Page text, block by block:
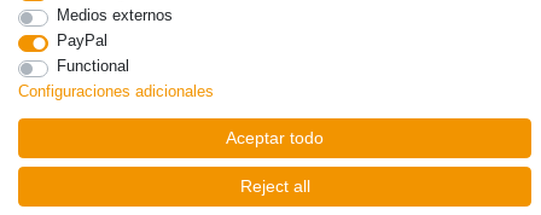
Medios externos
PayPal
Functional
Configuraciones adicionales
Aceptar todo
Reject all